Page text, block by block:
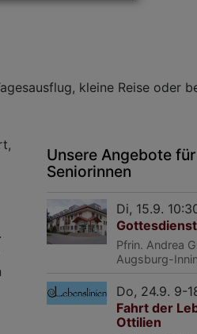
kleine Reise oder
Unsere Angebote
Seniorinnen
Di, 15.9.
Gottesdienst
Pfrin. Andrea
Augsburg-
Do, 24.9. 9-
Fahrt der
Ottilien